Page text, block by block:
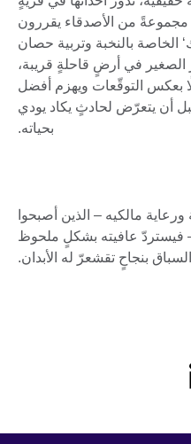
مجموعةً من الأصدقاء يقررون
الخاصة بالنخبة وتربية حصان
الصغير في أرضٍ قاحلةٍ قريبة،
بعكس التوقّعات ويهزم أفضل
قبل أن يتعرّض لحادثٍ يكاد يودي
بحياته.
مالكيه – الذين أصبحوا
فيستردّ عافيته بشكلٍ ملحوظ
بنجاحٍ تقشعرّ له الأبدان.